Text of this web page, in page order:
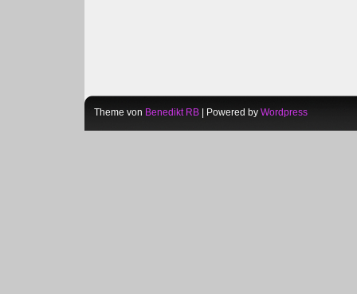
Theme von Benedikt RB | Powered by Wordpress